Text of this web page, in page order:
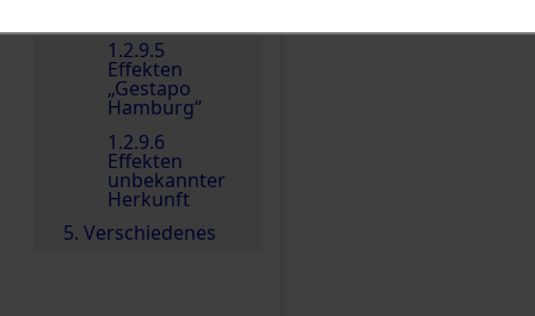
1.2.9.5
Effekten
„Gestapo
Hamburg“
1.2.9.6
Effekten
unbekannter
Herkunft
5. Verschiedenes